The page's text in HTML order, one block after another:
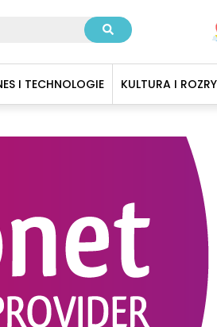
I TECHNOLOGIE KULTURA I